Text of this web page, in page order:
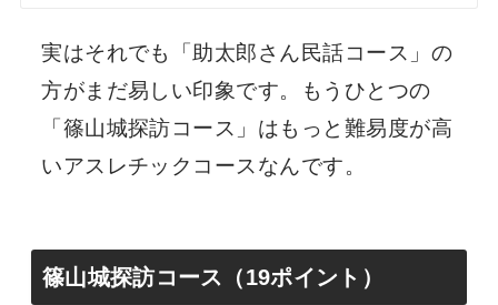
実はそれでも「助太郎さん民話コース」の
方がまだ易しい印象です。もうひとつの
「篠山城探訪コース」はもっと難易度が高
いアスレチックコースなんです。
篠山城探訪コース（19ポイント）